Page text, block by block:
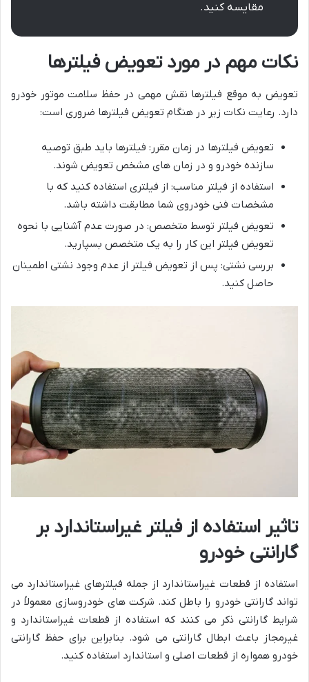
مقایسه کنید.
نکات مهم در مورد تعویض فیلترها
تعویض به موقع فیلترها نقش مهمی در حفظ سلامت موتور خودرو
دارد. رعایت نکات زیر در هنگام تعویض فیلترها ضروری است:
تعویض فیلترها در زمان مقرر: فیلترها باید طبق توصیه
سازنده خودرو و در زمان های مشخص تعویض شوند.
استفاده از فیلتر مناسب: از فیلتری استفاده کنید که با
مشخصات فنی خودروی شما مطابقت داشته باشد.
تعویض فیلتر توسط متخصص: در صورت عدم آشنایی با نحوه
تعویض فیلتر این کار را به یک متخصص بسپارید.
بررسی نشتی: پس از تعویض فیلتر از عدم وجود نشتی اطمینان
حاصل کنید.
تاثیر استفاده از فیلتر غیراستاندارد بر
گارانتی خودرو
استفاده از قطعات غیراستاندارد از جمله فیلترهای غیراستاندارد می
تواند گارانتی خودرو را باطل کند. شرکت های خودروسازی معمولاً در
شرایط گارانتی ذکر می کنند که استفاده از قطعات غیراستاندارد و
غیرمجاز باعث ابطال گارانتی می شود. بنابراین برای حفظ گارانتی
خودرو همواره از قطعات اصلی و استاندارد استفاده کنید.